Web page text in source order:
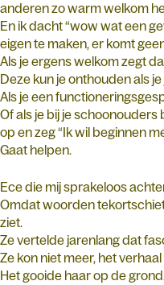
anderen zo warm welkom
En ik dacht “wow wat een
eigen te maken, er komt
Als je ergens welkom zegt
Deze kun je onthouden als
Als je een
Of als je bij je
op en zeg “Ik wil beginnen
Gaat helpen.
Ece die mij sprakeloos
Omdat woorden
ziet.
Ze vertelde jarenlang dat
Ze kon niet meer, het
Het gooide haar op de